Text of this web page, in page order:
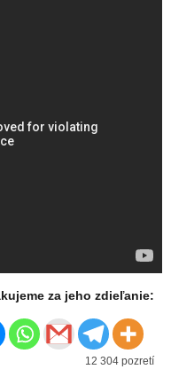
za jeho zdieľanie:
12 304 pozretí